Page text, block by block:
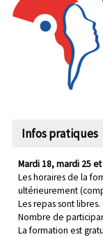
Infos pratiques
Mardi 18, mardi 25
Les horaires de la
ultérieurement
Les repas sont libres.
Nombre de
La formation est